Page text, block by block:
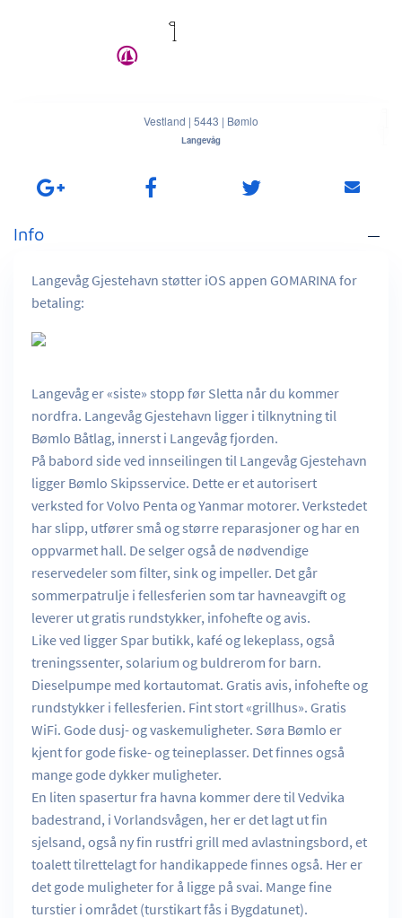
Vestland | 5443 | Bømlo
Langevåg
Info
Langevåg Gjestehavn støtter iOS appen GOMARINA for
betaling:
Langevåg er «siste» stopp før Sletta når du kommer
nordfra. Langevåg Gjestehavn ligger i tilknytning til
Bømlo Båtlag, innerst i Langevåg fjorden.
På babord side ved innseilingen til Langevåg Gjestehavn
ligger Bømlo Skipsservice. Dette er et autorisert
verksted for Volvo Penta og Yanmar motorer. Verkstedet
har slipp, utfører små og større reparasjoner og har en
oppvarmet hall. De selger også de nødvendige
reservedeler som filter, sink og impeller. Det går
sommerpatrulje i fellesferien som tar havneavgift og
leverer ut gratis rundstykker, infohefte og avis.
Like ved ligger Spar butikk, kafé og lekeplass, også
treningssenter, solarium og buldrerom for barn.
Dieselpumpe med kortautomat. Gratis avis, infohefte og
rundstykker i fellesferien. Fint stort «grillhus». Gratis
WiFi. Gode dusj- og vaskemuligheter. Søra Bømlo er
kjent for gode fiske- og teineplasser. Det finnes også
mange gode dykker muligheter.
En liten spasertur fra havna kommer dere til Vedvika
badestrand, i Vorlandsvågen, her er det lagt ut fin
sjelsand, også ny fin rustfri grill med avlastningsbord, et
toalett tilrettelagt for handikappede finnes også. Her er
det gode muligheter for å ligge på svai. Mange fine
turstier i området (turstikart fås i Bygdatunet).